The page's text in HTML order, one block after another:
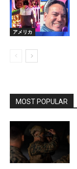
アメリカ
MOST POPULAR